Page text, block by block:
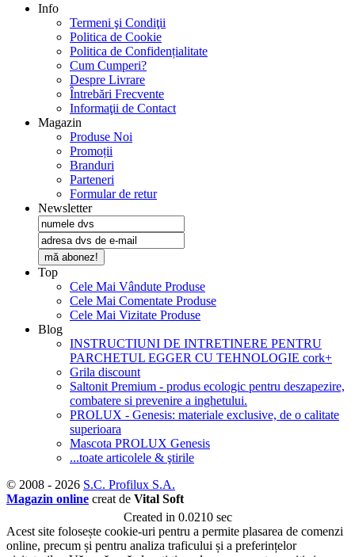
Info
Termeni şi Condiţii
Politica de Cookie
Politica de Confidențialitate
Cum Cumperi?
Despre Livrare
Întrebări Frecvente
Informaţii de Contact
Magazin
Produse Noi
Promoții
Branduri
Parteneri
Formular de retur
Newsletter
mă abonez!
Top
Cele Mai Vândute Produse
Cele Mai Comentate Produse
Cele Mai Vizitate Produse
Blog
INSTRUCTIUNI DE INTRETINERE PENTRU
PARCHETUL EGGER CU TEHNOLOGIE cork+
Grila discount
Saltonit Premium - produs ecologic pentru deszapezire,
combatere si prevenire a inghetului.
PROLUX - Genesis: materiale exclusive, de o calitate
superioara
Mascota PROLUX Genesis
...toate articolele & ştirile
© 2008 - 2026 S.C. Profilux S.A.
Magazin online creat de Vital Soft
Created in 0.0210 sec
Acest site folosește cookie-uri pentru a permite plasarea de comenzi
online, precum și pentru analiza traficului și a preferințelor